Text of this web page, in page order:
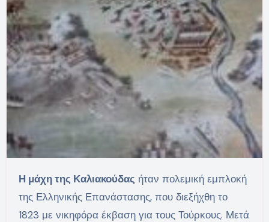
Η μάχη της Καλιακούδας ήταν πολεμική εμπλοκή
της Ελληνικής Επανάστασης, που διεξήχθη το
1823 με νικηφόρα έκβαση για τους Τούρκους. Μετά